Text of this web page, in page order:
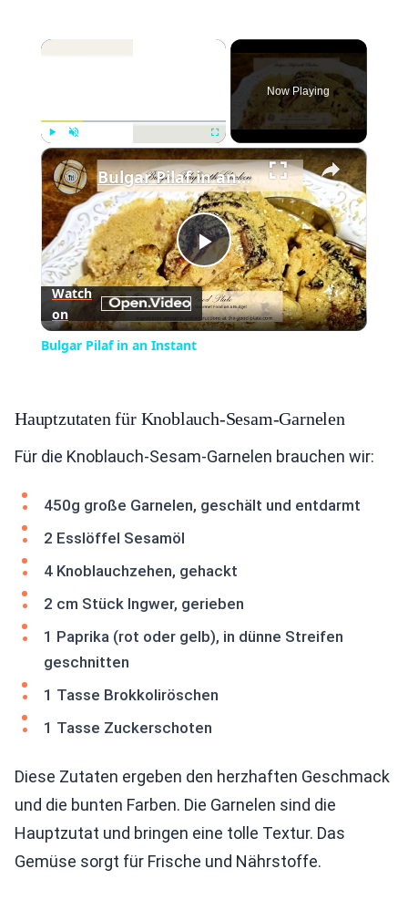
×
Play Unmute Fullscreen
Now Playing
×
Play
Video
Bulgar Pilaf in an Instant
Watch
on
Bulgar Pilaf in an Instant
Hauptzutaten für Knoblauch-Sesam-Garnelen
Für die Knoblauch-Sesam-Garnelen brauchen wir:
450g große Garnelen, geschält und entdarmt
2 Esslöffel Sesamöl
4 Knoblauchzehen, gehackt
2 cm Stück Ingwer, gerieben
1 Paprika (rot oder gelb), in dünne Streifen
geschnitten
1 Tasse Brokkoliröschen
1 Tasse Zuckerschoten
Diese Zutaten ergeben den herzhaften Geschmack
und die bunten Farben. Die Garnelen sind die
Hauptzutat und bringen eine tolle Textur. Das
Gemüse sorgt für Frische und Nährstoffe.